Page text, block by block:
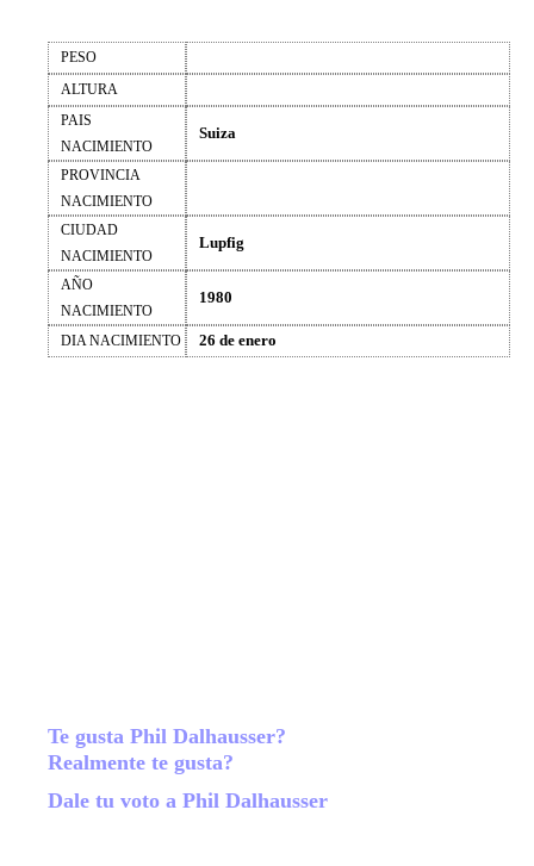
PESO
ALTURA
PAIS
NACIMIENTO
Suiza
PROVINCIA
NACIMIENTO
CIUDAD
NACIMIENTO
Lupfig
AÑO
NACIMIENTO
1980
DIA NACIMIENTO 26 de enero
Te gusta Phil Dalhausser?
Realmente te gusta?
Dale tu voto a Phil Dalhausser